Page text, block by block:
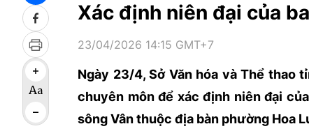
Xác định niên đại của
23/04/2026 14:15 GMT+7
Ngày 23/4, Sở Văn hóa và Thể thao
chuyên môn để xác định niên đại
sông Vân thuộc địa bàn phường Hoa